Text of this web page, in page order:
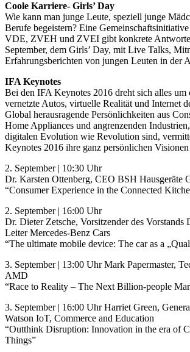
Coole Karriere- Girls’ Day
Wie kann man junge Leute, speziell junge
Berufe begeistern? Eine
VDE, ZVEH und ZVEI gibt konkrete
September, dem Girls’ Day, mit Live Talks,
Erfahrungsberichten von jungen Leuten in der
IFA Keynotes
Bei den IFA Keynotes 2016 dreht sich alles um
vernetzte Autos, virtuelle Realität und Internet
Global herausragende Persönlichkeiten aus
Home Appliances und angrenzenden
digitalen Evolution wie Revolution sind,
Keynotes 2016 ihre ganz persönlichen
2. September | 10:30 Uhr
Dr. Karsten Ottenberg, CEO BSH Hausgeräte
“Consumer Experience in the Connected
2. September | 16:00 Uhr
Dr. Dieter Zetsche, Vorsitzender des
Leiter Mercedes-Benz Cars
“The ultimate mobile device: The car as a
3. September | 13:00 Uhr Mark Papermaster,
AMD
“Race to Reality – The Next Billion-people
3. September | 16:00 Uhr Harriet Green,
Watson IoT, Commerce and Education
“Outthink Disruption: Innovation in the era of
Things”